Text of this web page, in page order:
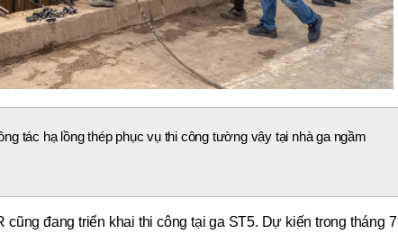
tác hạ lồng thép phục vụ thi công tường vây tại nhà ga ngầm
cũng đang triển khai thi công tại ga ST5. Dự kiến trong tháng 7